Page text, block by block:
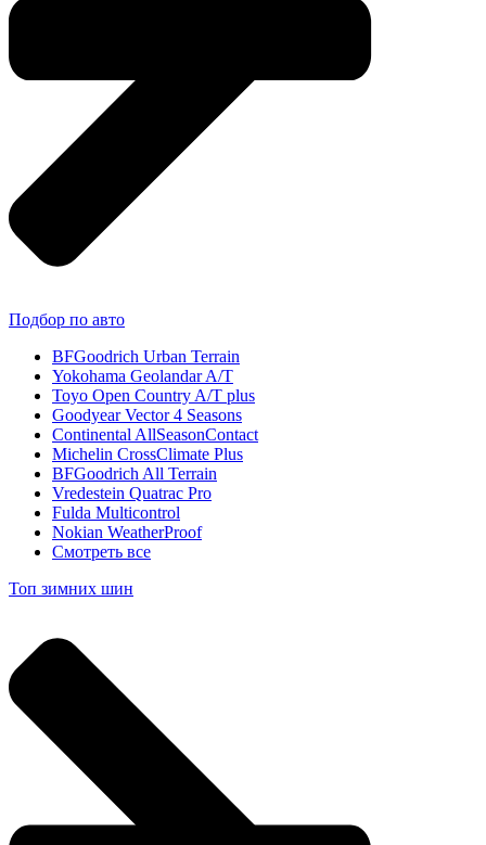
Подбор по авто
BFGoodrich Urban Terrain
Yokohama Geolandar A/T
Toyo Open Country A/T plus
Goodyear Vector 4 Seasons
Continental AllSeasonContact
Michelin CrossClimate Plus
BFGoodrich All Terrain
Vredestein Quatrac Pro
Fulda Multicontrol
Nokian WeatherProof
Смотреть все
Топ зимних шин